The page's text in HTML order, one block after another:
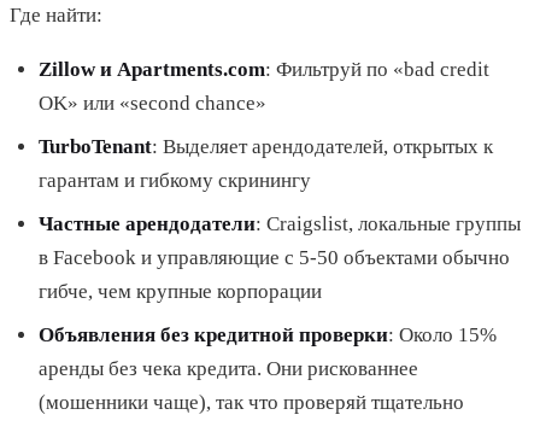
Где найти:
Zillow и Apartments.com: Фильтруй по «bad credit
OK» или «second chance»
TurboTenant: Выделяет арендодателей, открытых к
гарантам и гибкому скринингу
Частные арендодатели: Craigslist, локальные группы
в Facebook и управляющие с 5-50 объектами обычно
гибче, чем крупные корпорации
Объявления без кредитной проверки: Около 15%
аренды без чека кредита. Они рискованнее
(мошенники чаще), так что проверяй тщательно